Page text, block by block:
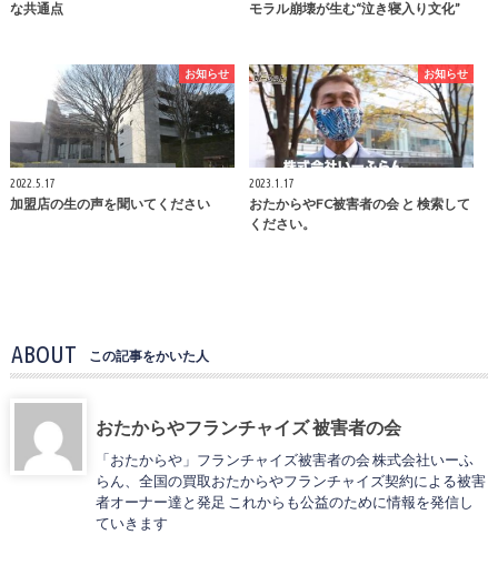
な共通点 モラル崩壊が生む“泣き寝入り文化”
お知らせ
2022.5.17
加盟店の生の声を聞いてください
お知らせ
2023.1.17
おたからやFC被害者の会 と 検索して
ください。
ABOUT この記事をかいた人
おたからやフランチャイズ 被害者の会
「おたからや」フランチャイズ被害者の会 株式会社いーふ
らん、全国の買取おたからやフランチャイズ契約による被害
者オーナー達と発足 これからも公益のために情報を発信し
ていきます